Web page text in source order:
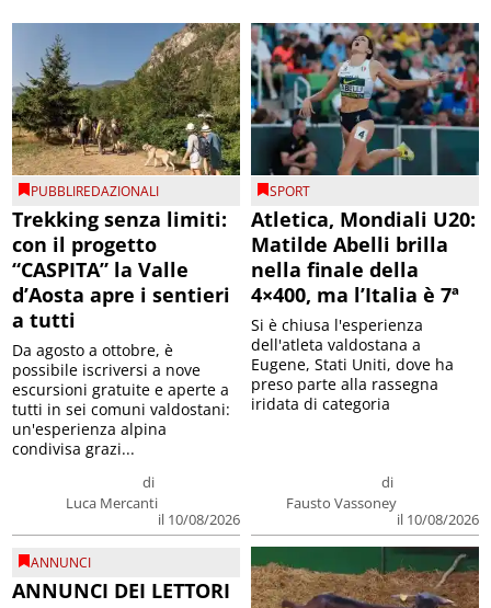
PUBBLIREDAZIONALI
Trekking senza limiti:
con il progetto
“CASPITA” la Valle
d’Aosta apre i sentieri
a tutti
di
Luca Mercanti
il 10/08/2026
Da agosto a ottobre, è
possibile iscriversi a nove
escursioni gratuite e aperte a
tutti in sei comuni valdostani:
un'esperienza alpina
condivisa grazi...
SPORT
Atletica, Mondiali U20:
Matilde Abelli brilla
nella finale della
4×400, ma l’Italia è 7ª
di
Fausto Vassoney
il 10/08/2026
Si è chiusa l'esperienza
dell'atleta valdostana a
Eugene, Stati Uniti, dove ha
preso parte alla rassegna
iridata di categoria
ANNUNCI
ANNUNCI DEI LETTORI